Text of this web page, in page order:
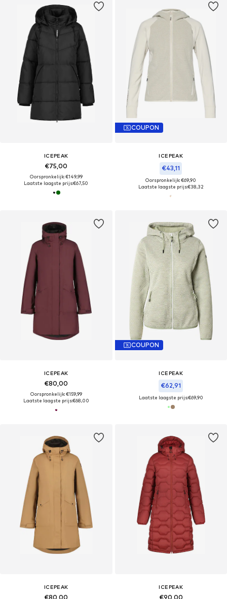
ICEPEAK
€75,00
Oorspronkelijk: €149,99
Laatste laagste prijs:€67,50
COUPON
ICEPEAK
€43,11
Oorspronkelijk: €69,90
Laatste laagste prijs:€38,32
ICEPEAK
€80,00
Oorspronkelijk: €159,99
Laatste laagste prijs:€68,00
COUPON
ICEPEAK
€62,91
Laatste laagste prijs:€69,90
ICEPEAK
€80,00
ICEPEAK
€90,00